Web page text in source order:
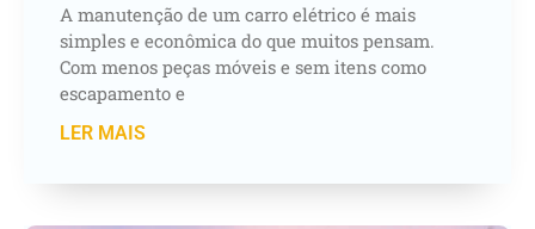
A manutenção de um carro elétrico é mais
simples e econômica do que muitos pensam.
Com menos peças móveis e sem itens como
escapamento e
LER MAIS